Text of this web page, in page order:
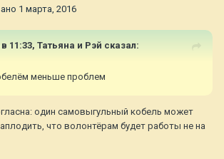
1 марта, 2016
11:33, Татьяна и Рэй сказал:
меньше проблем
один самовыгульный кобель может
что волонтёрам будет работы не на